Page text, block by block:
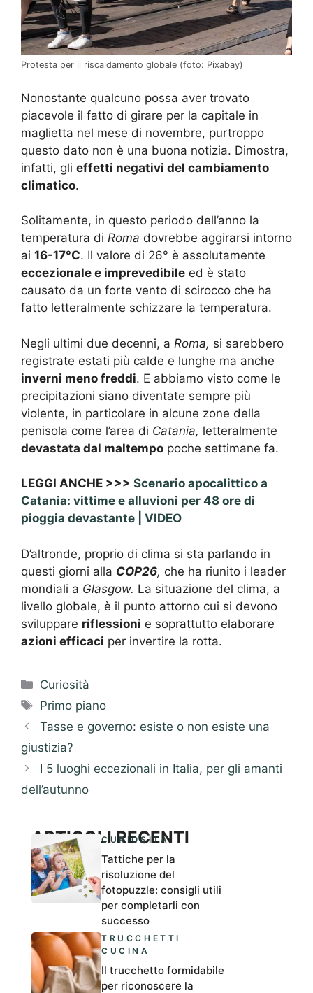
Protesta per il riscaldamento globale (foto: Pixabay)
Nonostante qualcuno possa aver trovato
piacevole il fatto di girare per la capitale in
maglietta nel mese di novembre, purtroppo
questo dato non è una buona notizia. Dimostra,
infatti, gli effetti negativi del cambiamento
climatico.
Solitamente, in questo periodo dell’anno la
temperatura di Roma dovrebbe aggirarsi intorno
ai 16-17°C. Il valore di 26° è assolutamente
eccezionale e imprevedibile ed è stato
causato da un forte vento di scirocco che ha
fatto letteralmente schizzare la temperatura.
Negli ultimi due decenni, a Roma, si sarebbero
registrate estati più calde e lunghe ma anche
inverni meno freddi. E abbiamo visto come le
precipitazioni siano diventate sempre più
violente, in particolare in alcune zone della
penisola come l’area di Catania, letteralmente
devastata dal maltempo poche settimane fa.
LEGGI ANCHE >>> Scenario apocalittico a
Catania: vittime e alluvioni per 48 ore di
pioggia devastante | VIDEO
D’altronde, proprio di clima si sta parlando in
questi giorni alla COP26, che ha riunito i leader
mondiali a Glasgow. La situazione del clima, a
livello globale, è il punto attorno cui si devono
sviluppare riflessioni e soprattutto elaborare
azioni efficaci per invertire la rotta.
Categorie
Curiosità
Tag
Primo piano
Tasse e governo: esiste o non esiste una
giustizia?
I 5 luoghi eccezionali in Italia, per gli amanti
dell’autunno
ARTICOLI RECENTI
CURIOSITÀ
Tattiche per la
risoluzione del
fotopuzzle: consigli utili
per completarli con
successo
TRUCCHETTI
CUCINA
Il trucchetto formidabile
per riconoscere la